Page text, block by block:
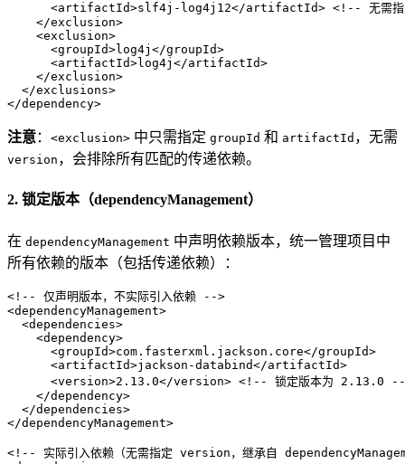
<artifactId>slf4j-log4j12</artifactId> <!-- 无需指
</exclusion>
<exclusion>
<groupId>log4j </groupId>
<artifactId>log4j </artifactId>
</exclusion>
</exclusions>
</dependency>
注意： <exclusion> 中只需指定 groupId 和 artifactId ，无需
version ，会排除所有匹配的传递依赖。
2. 锁定版本（dependencyManagement）
在 dependencyManagement 中声明依赖版本，统一管理项目中
所有依赖的版本（包括传递依赖）：
<!-- 仅声明版本，不实际引入依赖 -->
<dependencyManagement>
<dependencies>
<dependency>
<groupId>com.fasterxml.jackson.core</groupId>
<artifactId>jackson-databind</artifactId>
<version>2.13.0</version> <!-- 锁定版本为 2.13.0
</dependency>
</dependencies>
</dependencyManagement>
<!-- 实际引入依赖（无需指定 version，继承自